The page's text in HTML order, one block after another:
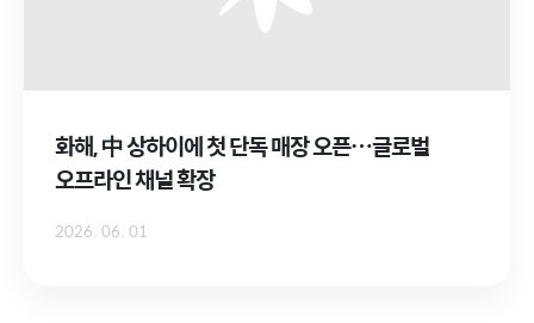
화해, 中 상하이에 첫 단독 매장 오픈…글로벌
오프라인 채널 확장
2026. 06. 01